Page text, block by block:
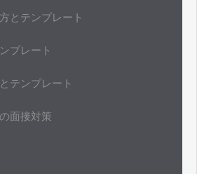
とテンプレート
プレート
テンプレート
面接対策